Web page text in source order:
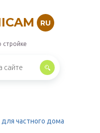
RU
стройке
частного дома